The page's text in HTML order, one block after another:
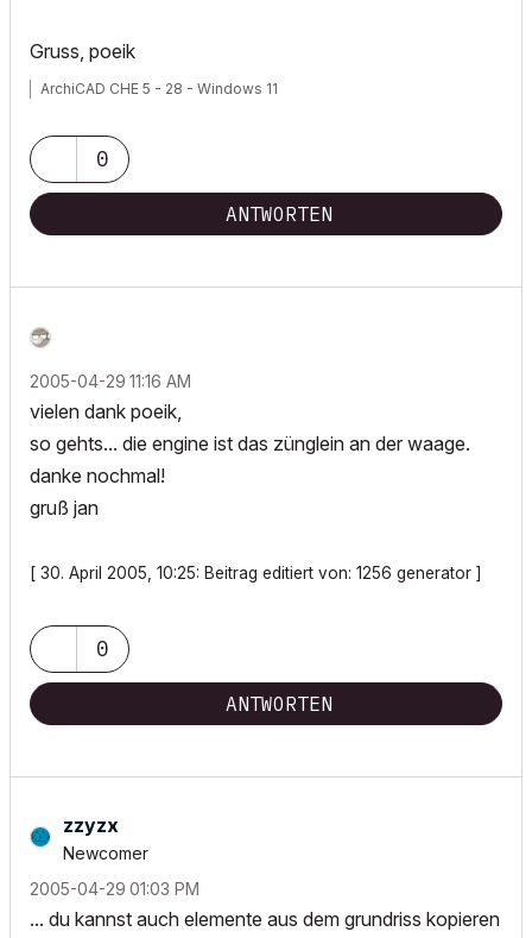
Gruss, poeik
ArchiCAD CHE 5 - 28 - Windows 11
0
ANTWORTEN
‎2005-04-29 11:16 AM
vielen dank poeik,
so gehts... die engine ist das zünglein an der waage.
danke nochmal!
gruß jan
[ 30. April 2005, 10:25: Beitrag editiert von: 1256 generator ]
0
ANTWORTEN
zzyzx
Newcomer
‎2005-04-29 01:03 PM
... du kannst auch elemente aus dem grundriss kopieren